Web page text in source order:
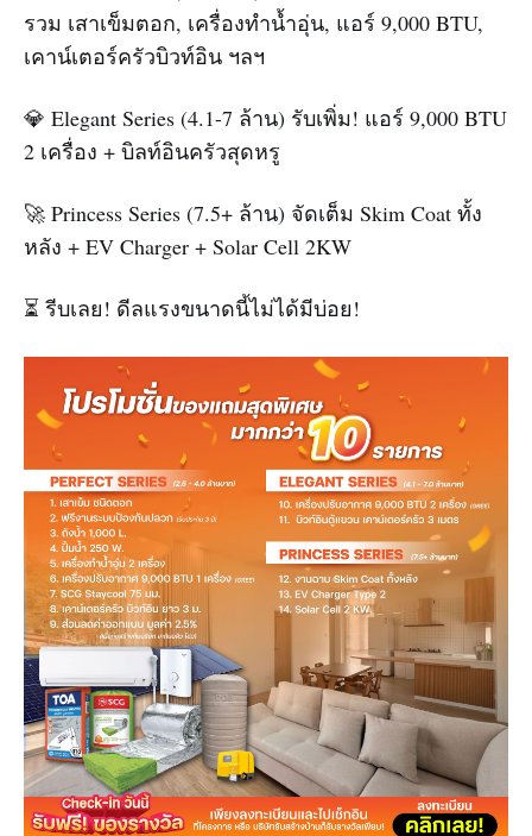
รวม เสาเข็มตอก, เครื่องทำน้ำอุ่น, แอร์ 9,000 BTU,
เคาน์เตอร์ครัวบิวท์อิน ฯลฯ
💎 Elegant Series (4.1-7 ล้าน) รับเพิ่ม! แอร์ 9,000 BTU
2 เครื่อง + บิลท์อินครัวสุดหรู
🚀 Princess Series (7.5+ ล้าน) จัดเต็ม Skim Coat ทั้ง
หลัง + EV Charger + Solar Cell 2KW
⏳ รีบเลย! ดีลแรงขนาดนี้ไม่ได้มีบ่อย!